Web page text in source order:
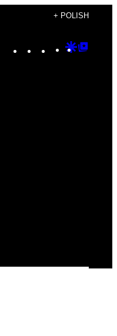
+ POLISH
Instagram
TikTok
YouTube
Google